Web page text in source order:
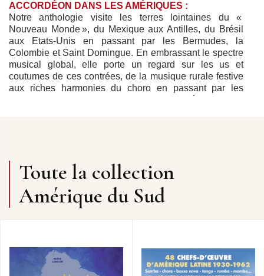
ACCORDÉON DANS LES AMÉRIQUES :
Notre anthologie visite les terres lointaines du «
Nouveau Monde », du Mexique aux Antilles, du Brésil
aux Etats-Unis en passant par les Bermudes, la
Colombie et Saint Domingue. En embrassant le spectre
musical global, elle porte un regard sur les us et
coutumes de ces contrées, de la musique rurale festive
aux riches harmonies du choro en passant par les
mélodiques, harmoniques et rythmiques.
Précisons que nous avons volontairement écarté les
phagocyté par le tango argentin d’autant qu’il existe
déjà, dans le catalogue Frémeaux, l’anthologie Nuevo
Real. Nous avons aussi volontairement exclu tout ce qui
relie l’accordéon à la Louisiane car il y a là un monde
Toute la collection
Amérique du Sud